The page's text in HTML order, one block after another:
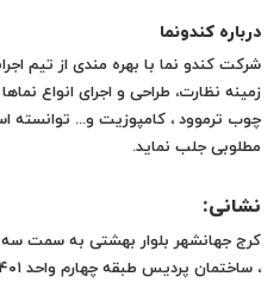
درباره کندونما
شرکت کندو نما با بهره مندی از تیم
زمینه نظارت، طراحی و اجرای انواع
چوب ترموود ، کامپوزیت و...
مطلوبی جلب نماید.
نشانی:
کرج جهانشهر بلوار بهشتی به سمت
، ساختمان پردیس طبقه چهارم واحد ۴۰۱